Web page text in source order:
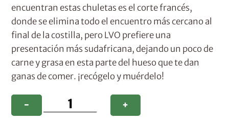
encuentran estas chuletas es el corte francés,
donde se elimina todo el encuentro más cercano al
final de la costilla, pero LVO prefiere una
presentación más sudafricana, dejando un poco de
carne y grasa en esta parte del hueso que te dan
ganas de comer. ¡recógelo y muérdelo!
−
chuletas
de
+